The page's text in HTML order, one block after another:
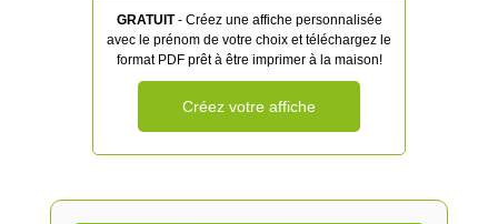
GRATUIT- Créez une affiche personnalisée
avec le prénom de votre choix et téléchargez le
format PDF prêt à être imprimer à la maison!
Créez votre affiche